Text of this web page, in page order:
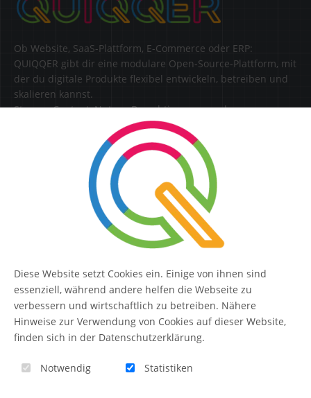
Ob Website, SaaS-Plattform, E-Commerce oder ERP:
QUIQQER gibt dir eine modulare Open-Source-Plattform, mit
der du digitale Produkte flexibel entwickeln, betreiben und
skalieren kannst.
Steuere Content, Nutzer, Berechtigungen und
Erweiterungen zentral in einer Lösung.
QUIQQER
Themen-Übersicht
Diese Website setzt Cookies ein. Einige von ihnen sind
essenziell, während andere helfen die Webseite zu
verbessern und wirtschaftlich zu betreiben. Nähere
Hinweise zur Verwendung von Cookies auf dieser Website,
finden sich in der Datenschutzerklärung.
Notwendig Statistiken